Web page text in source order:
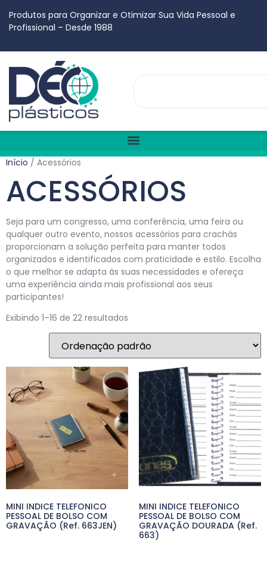
Produtos para Organizar e Otimizar Sua Vida Pessoal e
Profissional – Desde 1988
Início / Acessórios
ACESSÓRIOS
Seja para um congresso, uma conferência, uma feira ou
qualquer outro evento, nossos acessórios para crachás
proporcionam a solução perfeita para manter todos
organizados e identificados com praticidade e estilo. Escolha
o que melhor se adapta às suas necessidades e ofereça
uma experiência ainda mais profissional aos seus
participantes!
Exibindo 1–16 de 22 resultados
MINI INDICE TELEFONICO
PESSOAL DE BOLSO COM
GRAVAÇÃO (Ref. 663JEN)
MINI INDICE TELEFONICO
PESSOAL DE BOLSO COM
GRAVAÇÃO DOURADA (Ref.
663)